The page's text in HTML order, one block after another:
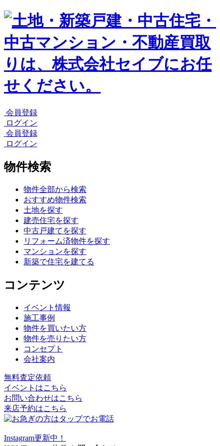
会員登録
ログイン
会員登録
ログイン
物件検索
物件全部から検索
おすすめ物件検索
土地を探す
建売住宅を探す
中古戸建てを探す
リフォーム済物件を探す
マンションを探す
新築で住宅を建てる
コンテンツ
イベント情報
施工事例
物件を買いたい方
物件を売りたい方
コンセプト
会社案内
無料査定依頼
イベントはこちら
お問い合わせはこちら
来店予約はこちら
Instagram更新中！